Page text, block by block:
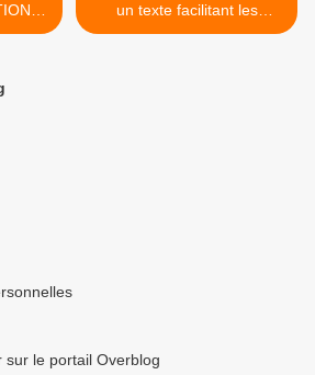
à
un texte facilitant les
écoutes téléphoniques et la
sur le portail Overblog